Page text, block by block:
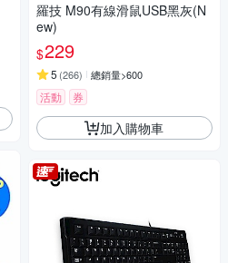
羅技 M90有線滑鼠USB黑灰(N
ew)
$229
5 (266) 總銷量>600
活動 券
加入購物車